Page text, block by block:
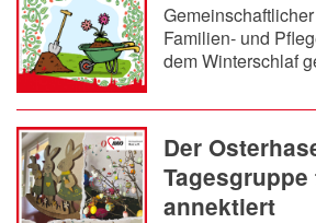
Familien- und
dem Winterschlaf
Der
annektiert